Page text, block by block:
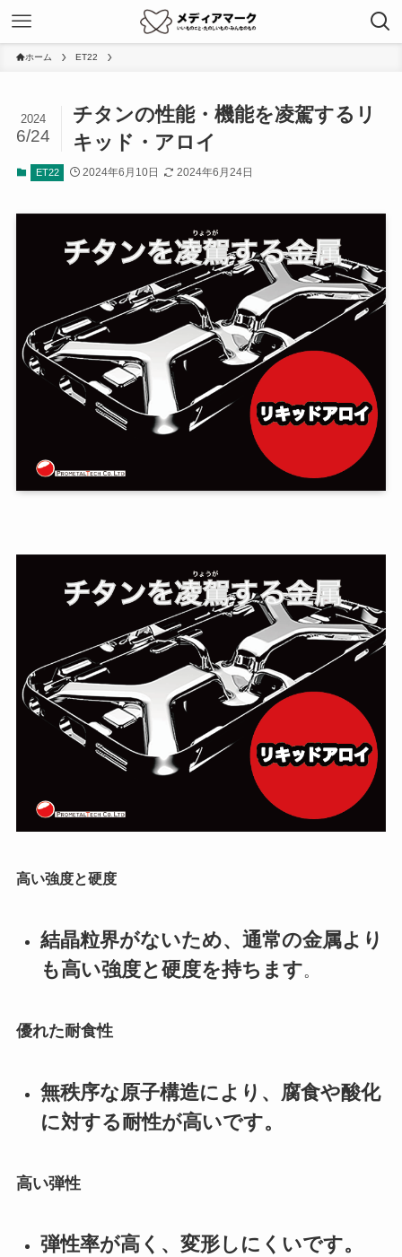
ホーム ET22
チタンの性能・機能を凌駕するリ
キッド・アロイ
2024
6/24
ET22 2024年6月10日 2024年6月24日
高い強度と硬度
結晶粒界がないため、通常の金属より
も高い強度と硬度を持ちます。
優れた耐食性
無秩序な原子構造により、腐食や酸化
に対する耐性が高いです。
高い弾性
弾性率が高く、変形しにくいです。